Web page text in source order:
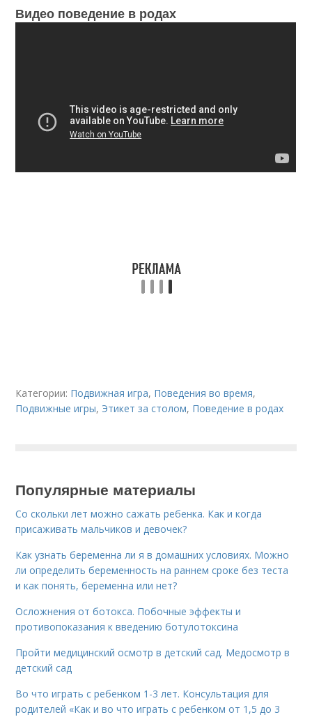
Видео поведение в родах
Категории: Подвижная игра, Поведения во время,
Подвижные игры, Этикет за столом, Поведение в родах
Популярные материалы
Со скольки лет можно сажать ребенка. Как и когда
присаживать мальчиков и девочек?
Как узнать беременна ли я в домашних условиях. Можно
ли определить беременность на раннем сроке без теста
и как понять, беременна или нет?
Осложнения от ботокса. Побочные эффекты и
противопоказания к введению ботулотоксина
Пройти медицинский осмотр в детский сад. Медосмотр в
детский сад
Во что играть с ребенком 1-3 лет. Консультация для
родителей «Как и во что играть с ребенком от 1,5 до 3